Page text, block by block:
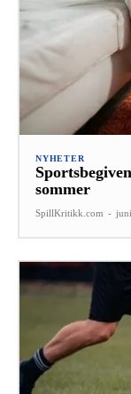
NYHETER
sommer
SpillKritikk.com -